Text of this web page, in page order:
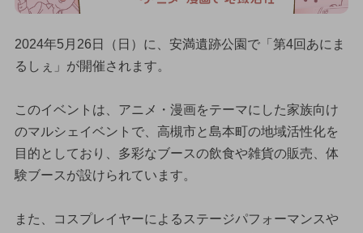
2024年5月26日（日）に、安満遺跡公園で「第4回あにま
るしぇ」が開催されます。
このイベントは、アニメ・漫画をテーマにした家族向け
のマルシェイベントで、高槻市と島本町の地域活性化を
目的としており、多彩なブースの飲食や雑貨の販売、体
験ブースが設けられています。
また、コスプレイヤーによるステージパフォーマンスや